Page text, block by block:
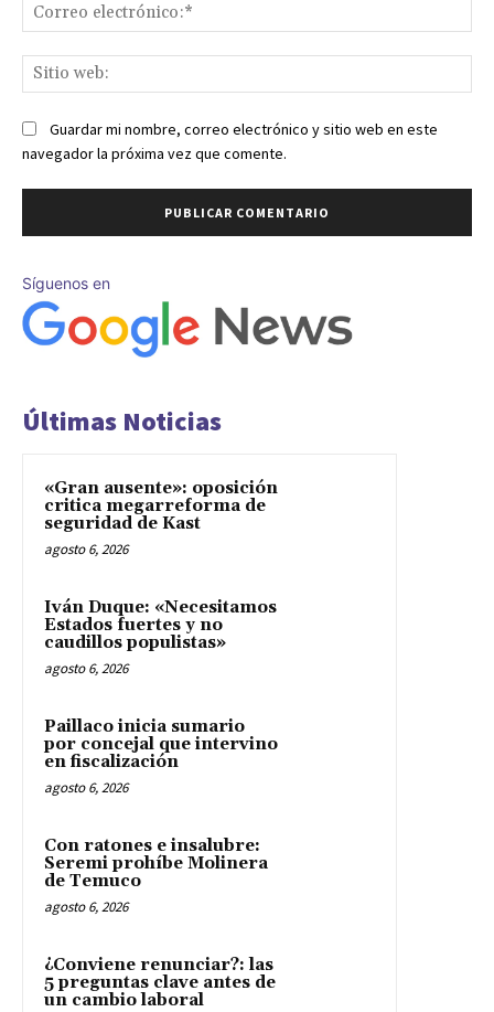
Guardar mi nombre, correo electrónico y sitio web en este
navegador la próxima vez que comente.
Síguenos en
Últimas Noticias
«Gran ausente»: oposición
critica megarreforma de
seguridad de Kast
agosto 6, 2026
Iván Duque: «Necesitamos
Estados fuertes y no
caudillos populistas»
agosto 6, 2026
Paillaco inicia sumario
por concejal que intervino
en fiscalización
agosto 6, 2026
Con ratones e insalubre:
Seremi prohíbe Molinera
de Temuco
agosto 6, 2026
¿Conviene renunciar?: las
5 preguntas clave antes de
un cambio laboral